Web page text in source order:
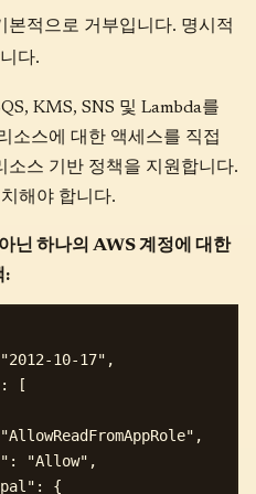
본적으로 거부입니다. 명시적
다.
KMS, SNS 및 Lambda를
소스에 대한 액세스를 직접
소스 기반 정책을 지원합니다.
해야 합니다.
닌 하나의 AWS 계정에 대한
:
10-17",
[
"Allow",
{